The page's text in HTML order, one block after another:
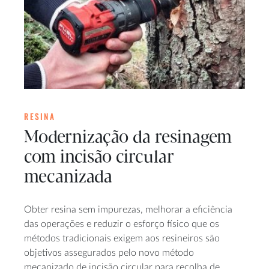
RESINA
Modernização da resinagem
com incisão circular
mecanizada
Obter resina sem impurezas, melhorar a eficiência
das operações e reduzir o esforço físico que os
métodos tradicionais exigem aos resineiros são
objetivos assegurados pelo novo método